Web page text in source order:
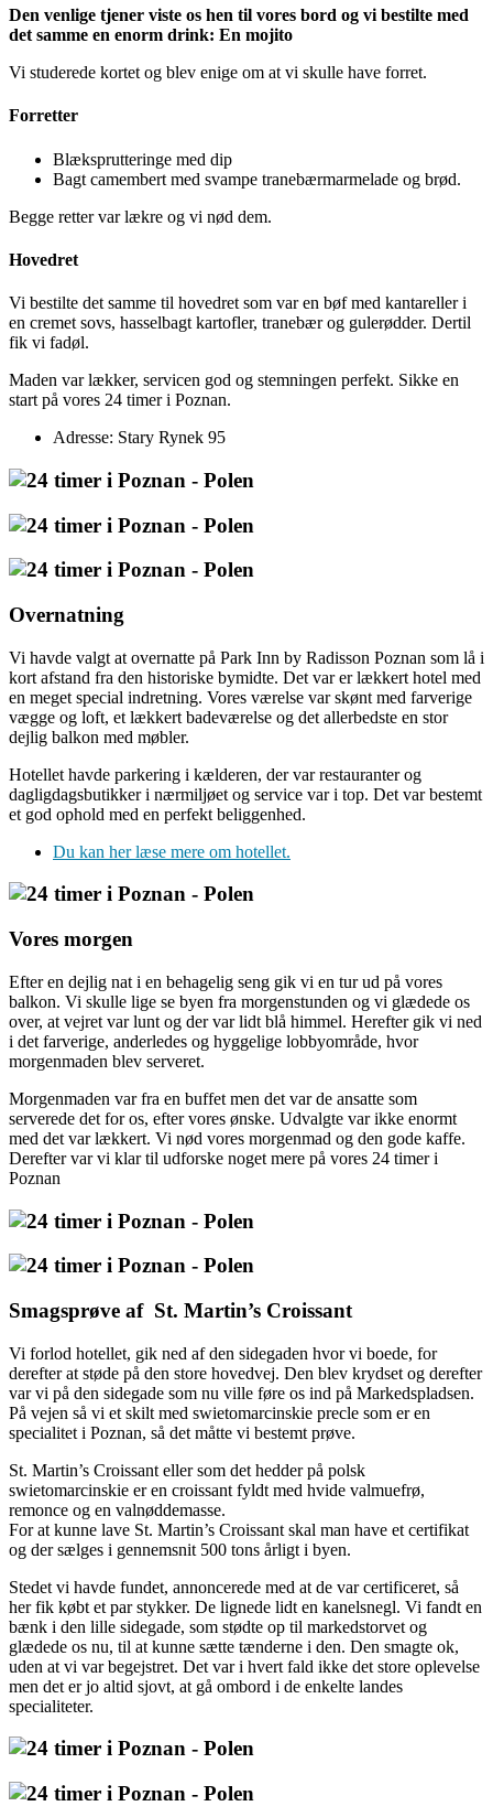
Den venlige tjener viste os hen til vores bord og vi bestilte med
det samme en enorm drink: En mojito
Vi studerede kortet og blev enige om at vi skulle have forret.
Forretter
Blæksprutteringe med dip
Bagt camembert med svampe tranebærmarmelade og brød.
Begge retter var lækre og vi nød dem.
Hovedret
Vi bestilte det samme til hovedret som var en bøf med kantareller i
en cremet sovs, hasselbagt kartofler, tranebær og gulerødder. Dertil
fik vi fadøl.
Maden var lækker, servicen god og stemningen perfekt. Sikke en
start på vores 24 timer i Poznan.
Adresse: Stary Rynek 95
Overnatning
Vi havde valgt at overnatte på Park Inn by Radisson Poznan som lå i
kort afstand fra den historiske bymidte. Det var er lækkert hotel med
en meget special indretning. Vores værelse var skønt med farverige
vægge og loft, et lækkert badeværelse og det allerbedste en stor
dejlig balkon med møbler.
Hotellet havde parkering i kælderen, der var restauranter og
dagligdagsbutikker i nærmiljøet og service var i top. Det var bestemt
et god ophold med en perfekt beliggenhed.
Du kan her læse mere om hotellet.
Vores morgen
Efter en dejlig nat i en behagelig seng gik vi en tur ud på vores
balkon. Vi skulle lige se byen fra morgenstunden og vi glædede os
over, at vejret var lunt og der var lidt blå himmel. Herefter gik vi ned
i det farverige, anderledes og hyggelige lobbyområde, hvor
morgenmaden blev serveret.
Morgenmaden var fra en buffet men det var de ansatte som
serverede det for os, efter vores ønske. Udvalgte var ikke enormt
med det var lækkert. Vi nød vores morgenmad og den gode kaffe.
Derefter var vi klar til udforske noget mere på vores 24 timer i
Poznan
Smagsprøve af St. Martin’s Croissant
Vi forlod hotellet, gik ned af den sidegaden hvor vi boede, for
derefter at støde på den store hovedvej. Den blev krydset og derefter
var vi på den sidegade som nu ville føre os ind på Markedspladsen.
På vejen så vi et skilt med swietomarcinskie precle som er en
specialitet i Poznan, så det måtte vi bestemt prøve.
St. Martin’s Croissant eller som det hedder på polsk
swietomarcinskie er en croissant fyldt med hvide valmuefrø,
remonce og en valnøddemasse.
For at kunne lave St. Martin’s Croissant skal man have et certifikat
og der sælges i gennemsnit 500 tons årligt i byen.
Stedet vi havde fundet, annoncerede med at de var certificeret, så
her fik købt et par stykker. De lignede lidt en kanelsnegl. Vi fandt en
bænk i den lille sidegade, som stødte op til markedstorvet og
glædede os nu, til at kunne sætte tænderne i den. Den smagte ok,
uden at vi var begejstret. Det var i hvert fald ikke det store oplevelse
men det er jo altid sjovt, at gå ombord i de enkelte landes
specialiteter.